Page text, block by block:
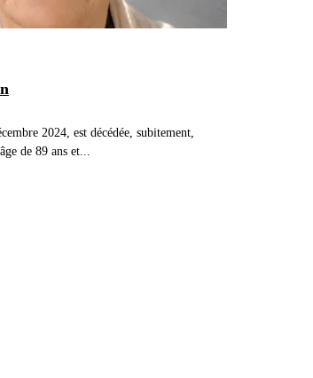
2024, est décédée, subitement,
de 89 ans et...